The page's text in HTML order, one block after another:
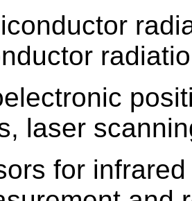
laser
for